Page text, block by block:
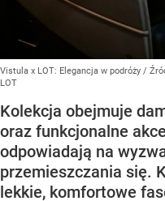
Vistula x LOT: Elegancja w podróży /
LOT
Kolekcja obejmuje
oraz funkcjonalne
odpowiadają na
przemieszczania się.
lekkie, komfortowe